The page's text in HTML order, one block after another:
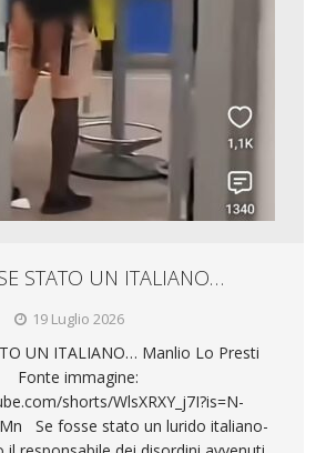
STATO UN ITALIANO…
19 Luglio 2026
UN ITALIANO… Manlio Lo Presti
Fonte immagine:
shorts/WlsXRXY_j7I?is=N-
Se fosse stato un lurido italiano-